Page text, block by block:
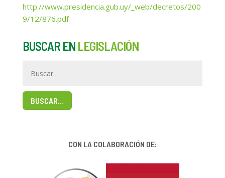
http://www.presidencia.gub.uy/_web/decretos/200
9/12/876.pdf
BUSCAR EN LEGISLACIÓN
BUSCAR…
CON LA COLABORACIÓN DE: